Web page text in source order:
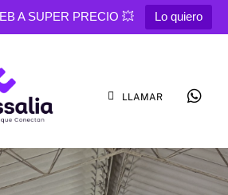
A SUPER PRECIO 💥 Lo quiero
LLAMAR